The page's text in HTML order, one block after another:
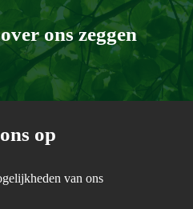
ons zeggen
op
van ons